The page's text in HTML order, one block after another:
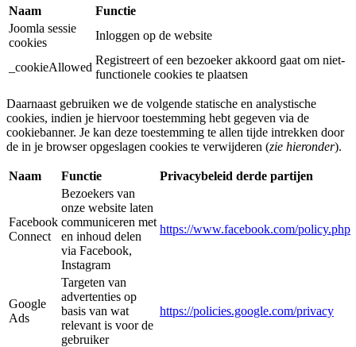
Naam
Functie
Joomla sessie
cookies
Inloggen op de website
_cookieAllowed
Registreert of een bezoeker akkoord gaat om niet-
functionele cookies te plaatsen
Daarnaast gebruiken we de volgende statische en analystische
cookies, indien je hiervoor toestemming hebt gegeven via de
cookiebanner. Je kan deze toestemming te allen tijde intrekken door
de in je browser opgeslagen cookies te verwijderen (zie hieronder).
Naam Functie Privacybeleid derde partijen
Facebook
Connect
Bezoekers van
onze website laten
communiceren met
en inhoud delen
via Facebook,
Instagram
https://www.facebook.com/policy.php
Google
Ads
Targeten van
advertenties op
basis van wat
relevant is voor de
gebruiker
https://policies.google.com/privacy